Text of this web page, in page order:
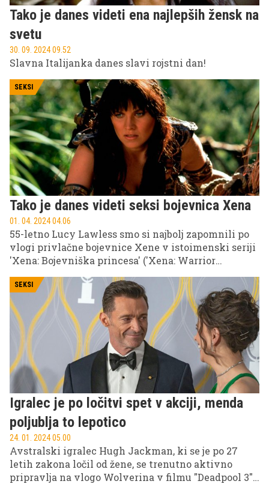
Tako je danes videti ena najlepših žensk na
svetu
30. 09. 2024 09.52
Slavna Italijanka danes slavi rojstni dan!
SEKSI
Tako je danes videti seksi bojevnica Xena
01. 04. 2024 04.06
55-letno Lucy Lawless smo si najbolj zapomnili po
vlogi privlačne bojevnice Xene v istoimenski seriji
'Xena: Bojevniška princesa' ('Xena: Warrior
v 90. letih.
SEKSI
Igralec je po ločitvi spet v akciji, menda
poljublja to lepotico
24. 01. 2024 05.00
Avstralski igralec Hugh Jackman, ki se je po 27
letih zakona ločil od žene, se trenutno aktivno
pripravlja na vlogo Wolverina v filmu "Deadpool 3",